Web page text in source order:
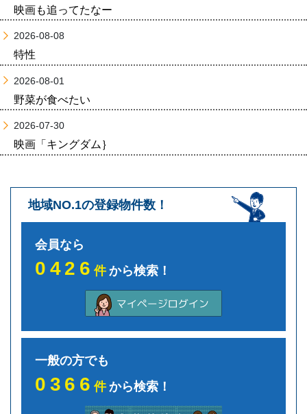
映画も追ってたなー
2026-08-08
特性
2026-08-01
野菜が食べたい
2026-07-30
映画「キングダム｝
地域NO.1の登録物件数！
会員なら
0426件から検索！
一般の方でも
0366件から検索！